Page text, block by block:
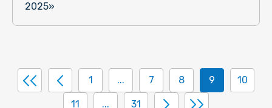
2025»
1 ... 7 8 9 10
11 ... 31